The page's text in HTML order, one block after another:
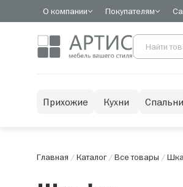
О компании Покупателям
Прихожие Кухни Спальни
Главная /Каталог/Все товары /